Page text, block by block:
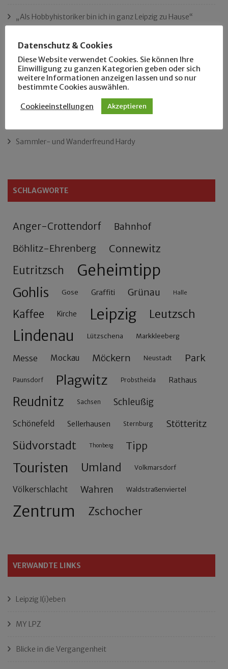
„Als Hobbyhistoriker bin ich in ganz Leipzig zu Hause“
Das neue Eutritzsch-Buch
Der Leipziger Schmiedetag von 1904
Rennfahrer in Schönefeld und Zschocher
Zu Fuß durch Anger-Crottendorf
Sammler- und Wanderfreund Hardy
SCHLAGWORTE
Anger-Crottendorf Bahnhof
Böhlitz-Ehrenberg Connewitz
Eutritzsch Geheimtipp
Gohlis Gose Graffiti Grünau Halle
Kaffee Kirche Leipzig Leutzsch
Lindenau Lützschena Markkleeberg
Messe Mockau Möckern Neustadt Park
Paunsdorf Plagwitz Probstheida Rathaus
Reudnitz Sachsen Schleußig
Schönefeld Sellerhausen Sternburg Stötteritz
Südvorstadt Thonberg Tipp
Touristen Umland Volkmarsdorf
Völkerschlacht Wahren Waldstraßenviertel
Zentrum Zschocher
VERWANDTE LINKS
Leipzig l(i)eben
MY LPZ
Blicke in die Vergangenheit
Datenschutz & Cookies
Diese Website verwendet Cookies. Sie können Ihre
Einwilligung zu ganzen Kategorien geben oder sich
weitere Informationen anzeigen lassen und so nur
bestimmte Cookies auswählen.
Cookieeinstellungen Akzeptieren